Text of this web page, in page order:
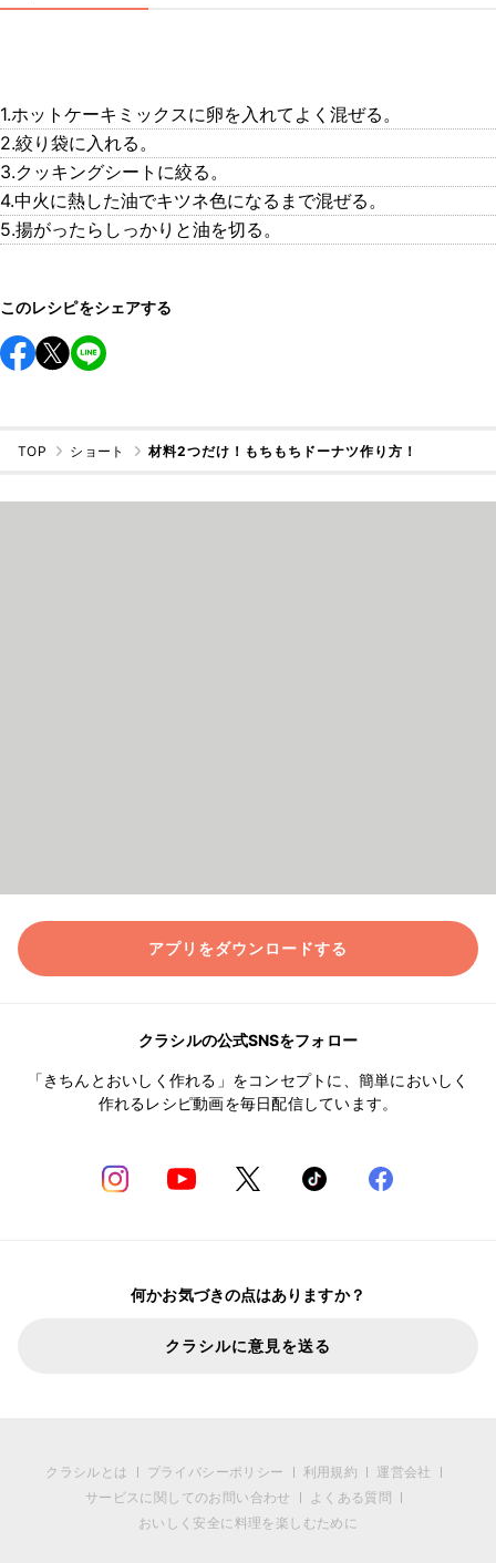
1.ホットケーキミックスに卵を入れてよく混ぜる。
2.絞り袋に入れる。
3.クッキングシートに絞る。
4.中火に熱した油でキツネ色になるまで混ぜる。
5.揚がったらしっかりと油を切る。
このレシピをシェアする
TOP ショート 材料2つだけ！もちもちドーナツ作り方！
アプリをダウンロードする
クラシルの公式SNSをフォロー
「きちんとおいしく作れる」をコンセプトに、簡単においしく
作れるレシピ動画を毎日配信しています。
何かお気づきの点はありますか？
クラシルに意見を送る
クラシルとは プライバシーポリシー 利用規約
運営会社
サービスに関してのお問い合わせ
よくある質問
おいしく安全に料理を楽しむために